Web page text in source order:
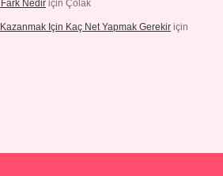
Fark Nedir için Çolak
Kazanmak Için Kaç Net Yapmak Gerekir için